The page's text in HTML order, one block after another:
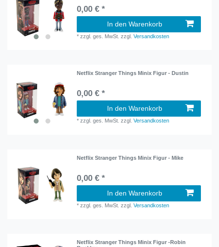
0,00 € *
In den Warenkorb
*zzgl. ges. MwSt. zzgl.Versandkosten
Netflix Stranger Things Minix Figur - Dustin
0,00 € *
In den Warenkorb
*zzgl. ges. MwSt. zzgl.Versandkosten
Netflix Stranger Things Minix Figur - Mike
0,00 € *
In den Warenkorb
*zzgl. ges. MwSt. zzgl.Versandkosten
Netflix Stranger Things Minix Figur -Robin